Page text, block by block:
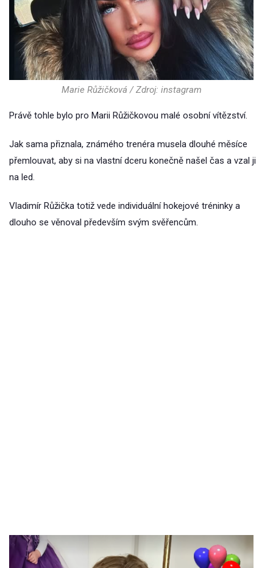
Marie Růžičková / Zdroj: instagram
Právě tohle bylo pro Marii Růžičkovou malé osobní vítězství.
Jak sama přiznala, známého trenéra musela dlouhé měsíce
přemlouvat, aby si na vlastní dceru konečně našel čas a vzal ji
na led.
Vladimír Růžička totiž vede individuální hokejové tréninky a
dlouho se věnoval především svým svěřencům.